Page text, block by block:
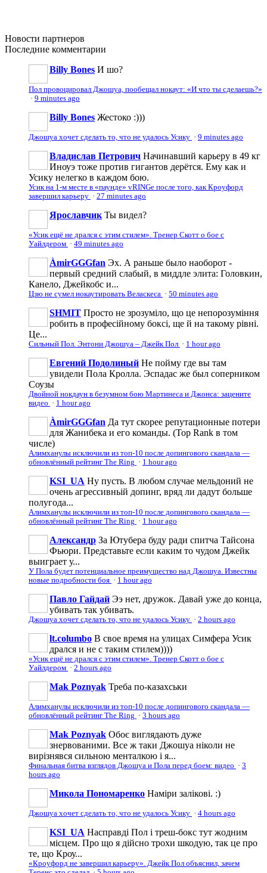
Новости партнеров
Последние комментарии
Billy Bones И шо?
Пол провоцировал Джошуа, пообещал нокаут: «И что ты сделаешь?»
· 9 minutes ago
Billy Bones Жестоко :)))
Джошуа хочет сделать то, что не удалось Усику · 9 minutes ago
Владислав Петрович Начинавший карьеру в 49 кг
Иноуэ тоже против гигантов дерётся. Ему как и
Усику нелегко в каждом бою.
Усик на 1-м месте в «паунде» vRINGe после того, как Кроуфорд
завершил карьеру · 27 minutes ago
Ярославчик Ты видел?
«Усик ещё не дрался с этим стилем». Тренер Скотт о бое с
Уайлдером · 49 minutes ago
ÀmirGGGfan Эх. А раньше было наоборот -
первый средний слабый, в миддле элита: Головкин,
Канело, Джейкобс и...
Цзю не сумел нокаутировать Веласкеса · 50 minutes ago
SHMIT Просто не зрозуміло, що це непорозуміння
робить в професійному боксі, ще й на такому рівні.
Це...
Сильный Пол. Энтони Джошуа – Джейк Пол · 1 hour ago
Евгений Подолиный Не пойму где вы там
увидели Пола Кролла. Эспадас же был соперником
Соузы
Двойной нокдаун в безумном бою Мартинеса и Джонса: зацените
видео · 1 hour ago
ÀmirGGGfan Да тут скорее репутационные потери
для Жанибека и его команды. (Top Rank в том
числе)
Алимханулы исключили из топ-10 после допингового скандала —
обновлённый рейтинг The Ring · 1 hour ago
KSI_UA Ну пусть. В любом случае мельдоний не
очень агрессивньій допинг, вряд ли дадут больше
полугода...
Алимханулы исключили из топ-10 после допингового скандала —
обновлённый рейтинг The Ring · 1 hour ago
Александр За Ютубера буду ради спитча Тайсона
Фьюри. Представьте если каким то чудом Джейк
выиграет у...
У Пола будет потенциальное преимущество над Джошуа. Известны
новые подробности боя · 1 hour ago
Павло Гайдай Ээ нет, дружок. Давай уже до конца,
убивать так убивать.
Джошуа хочет сделать то, что не удалось Усику · 2 hours ago
lt.columbo В свое время на улицах Симфера Усик
дрался и не с таким стилем))))
«Усик ещё не дрался с этим стилем». Тренер Скотт о бое с
Уайлдером · 2 hours ago
Mak Poznyak Треба по-казахськи
Алимханулы исключили из топ-10 после допингового скандала —
обновлённый рейтинг The Ring · 3 hours ago
Mak Poznyak Обоє виглядають дуже
знервованими. Все ж таки Джошуа ніколи не
вирізнявся сильною менталкою і я...
Финальная битва взглядов Джошуа и Пола перед боем: видео · 3
hours ago
Микола Пономаренко Наміри залікові. :)
Джошуа хочет сделать то, что не удалось Усику · 4 hours ago
KSI_UA Насправді Пол і треш-бокс тут жодним
місцем. Про що я дійсно трохи шкодую, так це про
те, що Кроу...
«Кроуфорд не завершил карьеру». Джейк Пол объяснил, зачем